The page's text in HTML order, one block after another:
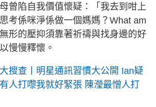
曾陷自我價值懷疑：「我去到咁上
考係咪淨係做一個媽媽？What am
形的壓抑須靠著祈禱與找身邊的好
慢慢釋懷。
搜查丨明星通訊習慣大公開 Ian疑
人打嚟我就好緊張 陳瀅最憎人打